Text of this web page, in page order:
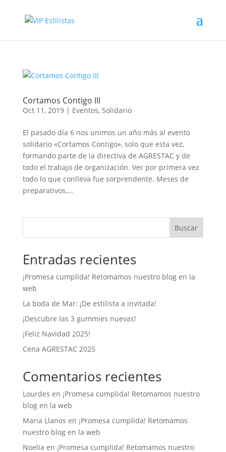
Cortamos Contigo III
Oct 11, 2019| Eventos, Solidario
El pasado día 6 nos unimos un año más al evento
solidario «Cortamos Contigo», solo que esta vez,
formando parte de la directiva de AGRESTAC y de
todo el trabajo de organización. Ver por primera vez
todo lo que conlleva fue sorprendente. Meses de
preparativos,...
Buscar
Entradas recientes
¡Promesa cumplida! Retomamos nuestro blog en la
web
La boda de Mar: ¡De estilista a invitada!
¡Descubre las 3 gummies nuevas!
¡Feliz Navidad 2025!
Cena AGRESTAC 2025
Comentarios recientes
Lourdes en ¡Promesa cumplida! Retomamos nuestro
blog en la web
Maria Llanos en ¡Promesa cumplida! Retomamos
nuestro blog en la web
Noelia en ¡Promesa cumplida! Retomamos nuestro